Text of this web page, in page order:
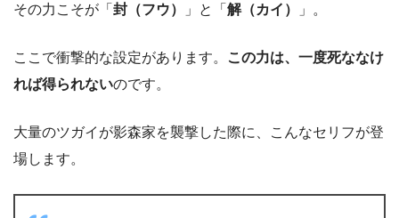
その力こそが「 封（フウ） 」と「 解（カイ） 」。
ここで衝撃的な設定があります。
この力は、一度死ななけ
れば得られないのです。
大量のツガイが影森家を襲撃した際に、こんなセリフが登
場します。